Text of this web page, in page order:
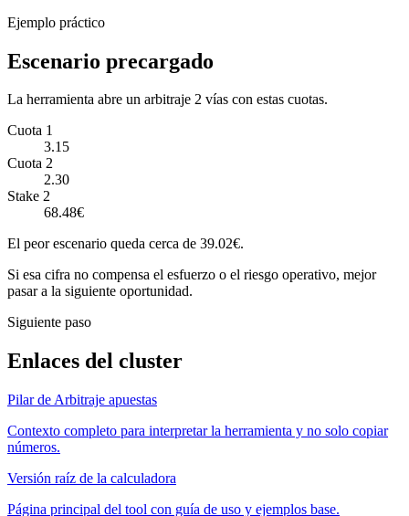
Ejemplo práctico
Escenario precargado
La herramienta abre un arbitraje 2 vías con estas cuotas.
Cuota 1
3.15
Cuota 2
2.30
Stake 2
68.48€
El peor escenario queda cerca de 39.02€.
Si esa cifra no compensa el esfuerzo o el riesgo operativo, mejor
pasar a la siguiente oportunidad.
Siguiente paso
Enlaces del cluster
Pilar de Arbitraje apuestas
Contexto completo para interpretar la herramienta y no solo copiar
números.
Versión raíz de la calculadora
Página principal del tool con guía de uso y ejemplos base.